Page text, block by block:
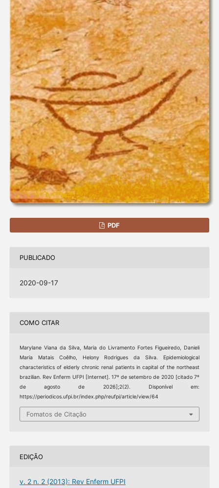
PDF
PUBLICADO
2020-09-17
COMO CITAR
Marylane Viana da Silva, Maria do Livramento Fortes Figueiredo, Danieli
Maria Matais Coêlho, Helony Rodrigues da Silva. Epidemiological
characteristics of elderly chronic renal patients in capital of the northeast
brazilian. Rev Enferm UFPI [Internet]. 17º de setembro de 2020 [citado 7º
de agosto de 2026];2(2). Disponível em:
https://periodicos.ufpi.br/index.php/reufpi/article/view/64
Fomatos de Citação
EDIÇÃO
v. 2 n. 2 (2013): Rev Enferm UFPI